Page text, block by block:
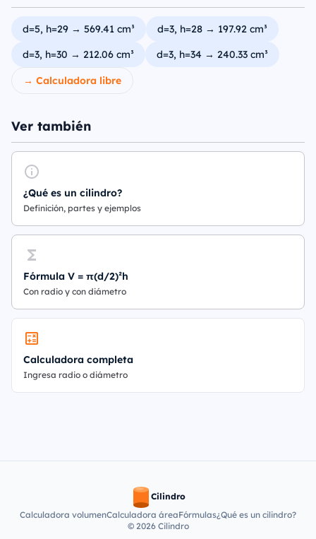
d=5, h=29 → 569.41 cm³
d=3, h=28 → 197.92 cm³
d=3, h=30 → 212.06 cm³
d=3, h=34 → 240.33 cm³
→ Calculadora libre
Ver también
¿Qué es un cilindro?
Definición, partes y ejemplos
Fórmula V = π(d/2)²h
Con radio y con diámetro
Calculadora completa
Ingresa radio o diámetro
Cilindro
Calculadora volumenCalculadora áreaFórmulas¿Qué es un cilindro?
© 2026 Cilindro